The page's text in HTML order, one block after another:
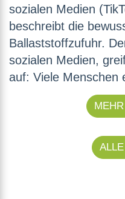
sozialen Medien
beschreibt die
Ballaststoffzufuhr.
sozialen Medien,
auf: Viele Menschen